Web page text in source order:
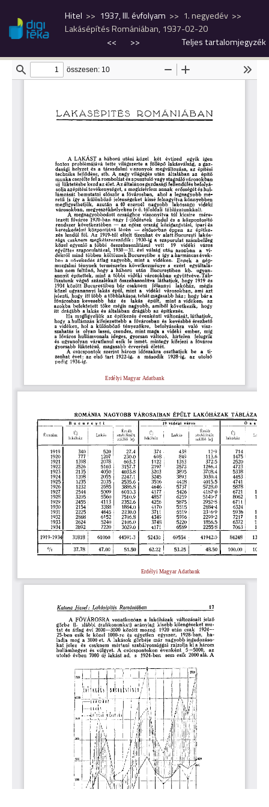
Hitel 1937, III. évfolyam
1. negyedév
Lakásépítés Romániában, 1937-02-20
<<
>> Teljes tartalomjegyzék